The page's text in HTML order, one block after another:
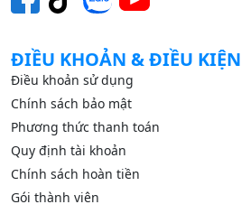
ĐIỀU KHOẢN & ĐIỀU KIỆN
Điều khoản sử dụng
Chính sách bảo mật
Phương thức thanh toán
Quy định tài khoản
Chính sách hoàn tiền
Gói thành viên